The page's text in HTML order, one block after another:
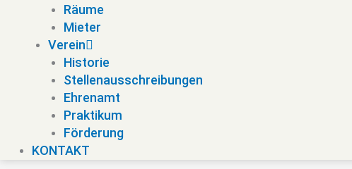
Räume
Mieter
Verein
Historie
Stellenausschreibungen
Ehrenamt
Praktikum
Förderung
KONTAKT